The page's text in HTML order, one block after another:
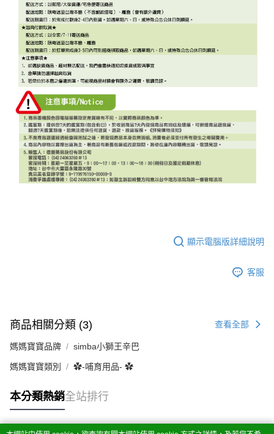
顯示電腦版詳細說明
客服
商品相關分類 (3) 查看全部
媽媽寶寶品牌 simba小獅王辛巴
媽媽寶寶類別 ✿-哺育用品- ✿
本分類熱銷全站排行